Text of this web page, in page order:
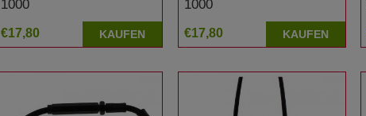
1000
€17,80 KAUFEN
1000
€17,80 KAUFEN